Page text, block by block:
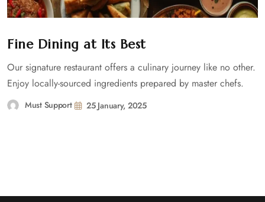
Fine Dining at Its Best
Our signature restaurant offers a culinary journey like no other.
Enjoy locally-sourced ingredients prepared by master chefs.
Must Support 25 January, 2025